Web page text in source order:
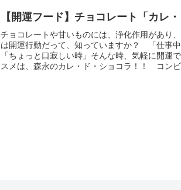
【開運フード】チョコレート「カレ
チョコレートや甘いものには、浄化作用があり
は開運行動だって、知っていますか？ 「仕事中
「ちょっと口寂しい時」そんな時、気軽に開運
スメは、森永のカレ・ド・ショコラ！！ コンビ